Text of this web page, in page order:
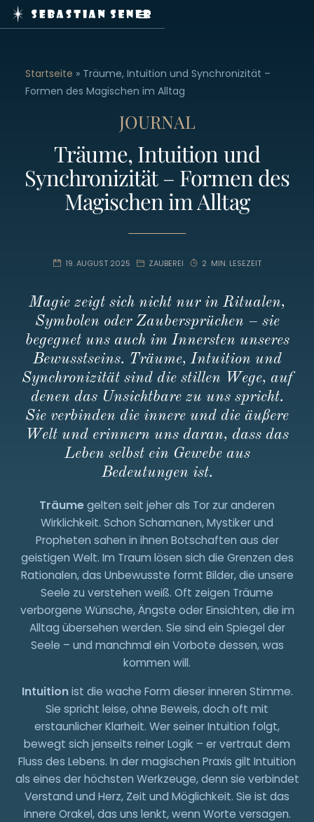
Startseite » Träume, Intuition und Synchronizität –
Formen des Magischen im Alltag
JOURNAL
Träume, Intuition und
Synchronizität – Formen des
Magischen im Alltag
19. AUGUST 2025 ZAUBEREI 2 MIN. LESEZEIT
Magie zeigt sich nicht nur in Ritualen,
Symbolen oder Zaubersprüchen – sie
begegnet uns auch im Innersten unseres
Bewusstseins. Träume, Intuition und
Synchronizität sind die stillen Wege, auf
denen das Unsichtbare zu uns spricht.
Sie verbinden die innere und die äußere
Welt und erinnern uns daran, dass das
Leben selbst ein Gewebe aus
Bedeutungen ist.
Träumegelten seit jeher als Tor zur anderen
Wirklichkeit. Schon Schamanen, Mystiker und
Propheten sahen in ihnen Botschaften aus der
geistigen Welt. Im Traum lösen sich die Grenzen des
Rationalen, das Unbewusste formt Bilder, die unsere
Seele zu verstehen weiß. Oft zeigen Träume
verborgene Wünsche, Ängste oder Einsichten, die im
Alltag übersehen werden. Sie sind ein Spiegel der
Seele – und manchmal ein Vorbote dessen, was
kommen will.
Intuitionist die wache Form dieser inneren Stimme.
Sie spricht leise, ohne Beweis, doch oft mit
erstaunlicher Klarheit. Wer seiner Intuition folgt,
bewegt sich jenseits reiner Logik – er vertraut dem
Fluss des Lebens. In der magischen Praxis gilt Intuition
als eines der höchsten Werkzeuge, denn sie verbindet
Verstand und Herz, Zeit und Möglichkeit. Sie ist das
innere Orakel, das uns lenkt, wenn Worte versagen.
Home
Zaubershows
Service
Journal
Kontakt
Impressum
Datenschutz
mail@sebastiansener.de
22894633